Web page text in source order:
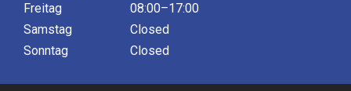
Freitag
Samstag
Sonntag
08:00–17:00
Closed
Closed